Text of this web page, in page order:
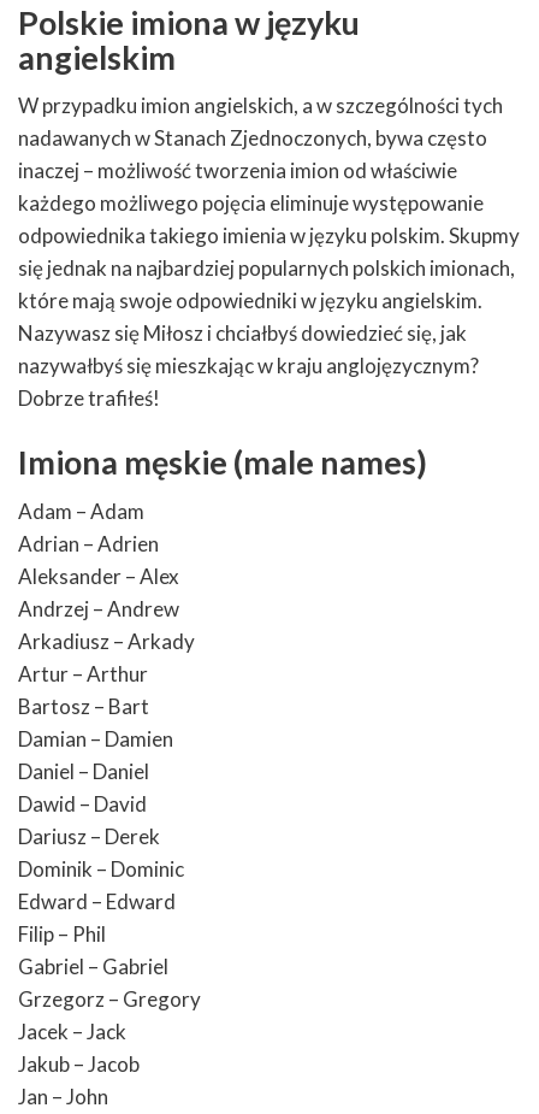
Polskie imiona w języku
angielskim
W przypadku imion angielskich, a w szczególności tych
nadawanych w Stanach Zjednoczonych, bywa często
inaczej – możliwość tworzenia imion od właściwie
każdego możliwego pojęcia eliminuje występowanie
odpowiednika takiego imienia w języku polskim. Skupmy
się jednak na najbardziej popularnych polskich imionach,
które mają swoje odpowiedniki w języku angielskim.
Nazywasz się Miłosz i chciałbyś dowiedzieć się, jak
nazywałbyś się mieszkając w kraju anglojęzycznym?
Dobrze trafiłeś!
Imiona męskie (male names)
Adam – Adam
Adrian – Adrien
Aleksander – Alex
Andrzej – Andrew
Arkadiusz – Arkady
Artur – Arthur
Bartosz – Bart
Damian – Damien
Daniel – Daniel
Dawid – David
Dariusz – Derek
Dominik – Dominic
Edward – Edward
Filip – Phil
Gabriel – Gabriel
Grzegorz – Gregory
Jacek – Jack
Jakub – Jacob
Jan – John